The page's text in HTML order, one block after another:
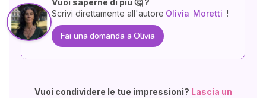
Vuoi saperne di più 🤔 ?
Scrivi direttamente all'autore Olivia Moretti !
Fai una domanda a Olivia
Vuoi condividere le tue impressioni? Lascia un